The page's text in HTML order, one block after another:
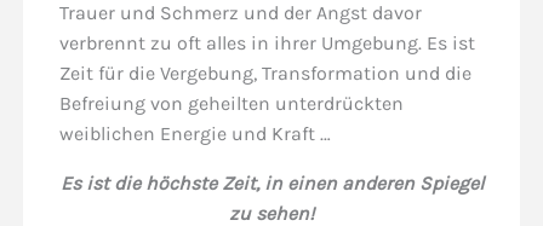
Trauer und Schmerz und der Angst davor
verbrennt zu oft alles in ihrer Umgebung. Es ist
Zeit für die Vergebung, Transformation und die
Befreiung von geheilten unterdrückten
weiblichen Energie und Kraft …
Es ist die höchste Zeit, in einen anderen Spiegel
zu sehen!